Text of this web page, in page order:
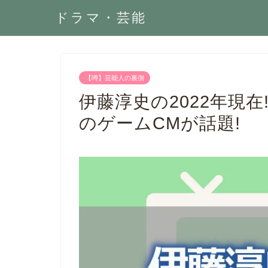
ドラマ・芸能
【噂】芸能人の裏側
伊藤淳史の2022年現
のゲームCMが話題!